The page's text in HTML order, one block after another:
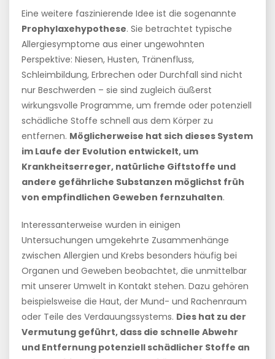
Eine weitere faszinierende Idee ist die sogenannte
Prophylaxehypothese. Sie betrachtet typische
Allergiesymptome aus einer ungewohnten
Perspektive: Niesen, Husten, Tränenfluss,
Schleimbildung, Erbrechen oder Durchfall sind nicht
nur Beschwerden – sie sind zugleich äußerst
wirkungsvolle Programme, um fremde oder potenziell
schädliche Stoffe schnell aus dem Körper zu
entfernen. Möglicherweise hat sich dieses System
im Laufe der Evolution entwickelt, um
Krankheitserreger, natürliche Giftstoffe und
andere gefährliche Substanzen möglichst früh
von empfindlichen Geweben fernzuhalten.
Interessanterweise wurden in einigen
Untersuchungen umgekehrte Zusammenhänge
zwischen Allergien und Krebs besonders häufig bei
Organen und Geweben beobachtet, die unmittelbar
mit unserer Umwelt in Kontakt stehen. Dazu gehören
beispielsweise die Haut, der Mund- und Rachenraum
oder Teile des Verdauungssystems. Dies hat zu der
Vermutung geführt, dass die schnelle Abwehr
und Entfernung potenziell schädlicher Stoffe an